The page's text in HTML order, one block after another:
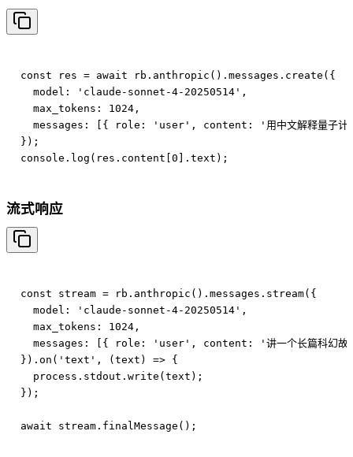
const res = await rb.anthropic().messages.create({
  model: 'claude-sonnet-4-20250514',
  max_tokens: 1024,
messages: [{ role: 'user', content: '用中文解释量子计
});
流式响应
const stream = rb.anthropic().messages.stream({
  model: 'claude-sonnet-4-20250514',
  max_tokens: 1024,
messages: [{ role: 'user', content: '讲一个长篇科幻故
}).on('text', (text) => {
  process.stdout.write(text);
});